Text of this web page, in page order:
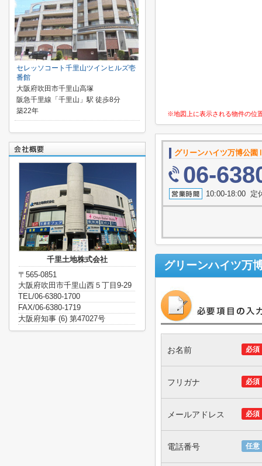
※地図上に表示される物件の位
グリーンハイツ万博公
06-
10:00-18:00 定
グリーンハイツ万
必須
お名前
必須
フリガナ
必須
メールアドレス
任意
電話番号
セレッソコート千里山ツインヒルズ壱
番館
大阪府吹田市千里山高塚
阪急千里線「千里山」駅 徒歩8分
築22年
千里土地株式会社
〒565-0851
大阪府吹田市千里山西５丁目9-29
TEL/06-6380-1700
FAX/06-6380-1719
大阪府知事 (6) 第47027号